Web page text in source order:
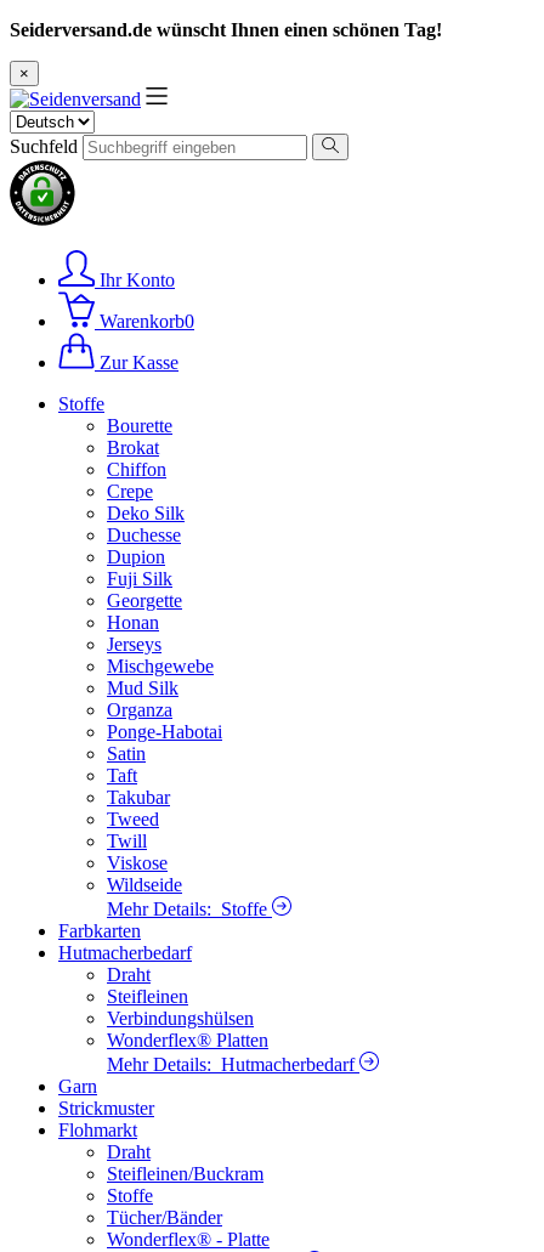
Seiderversand.de wünscht Ihnen einen schönen Tag!
×
Suchfeld
Ihr Konto
Warenkorb0
Zur Kasse
Stoffe
Bourette
Brokat
Chiffon
Crepe
Deko Silk
Duchesse
Dupion
Fuji Silk
Georgette
Honan
Jerseys
Mischgewebe
Mud Silk
Organza
Ponge-Habotai
Satin
Taft
Takubar
Tweed
Twill
Viskose
Wildseide
Mehr Details: Stoffe
Farbkarten
Hutmacherbedarf
Draht
Steifleinen
Verbindungshülsen
Wonderflex® Platten
Mehr Details: Hutmacherbedarf
Garn
Strickmuster
Flohmarkt
Draht
Steifleinen/Buckram
Stoffe
Tücher/Bänder
Wonderflex® - Platte